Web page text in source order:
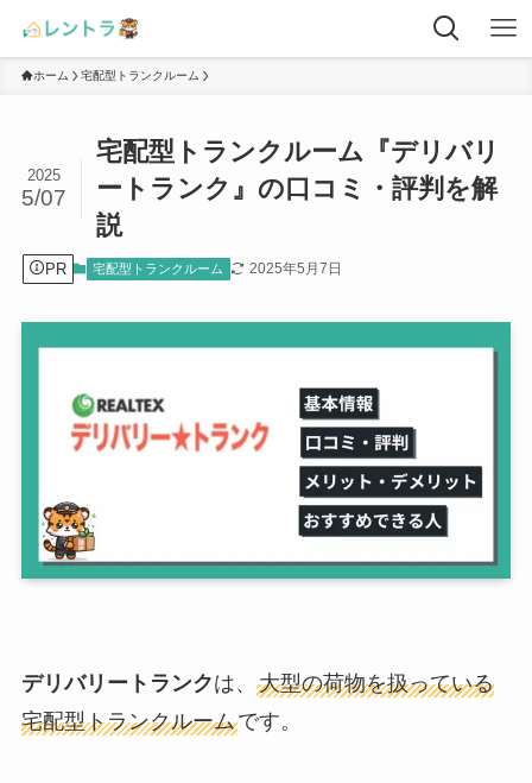
ホーム 宅配型トランクルーム
宅配型トランクルーム『デリバリ
ートランク』の口コミ・評判を解
説
2025
5/07
PR 宅配型トランクルーム 2025年5月7日
デリバリートランクは、 大型の荷物を扱っている
宅配型トランクルームです。